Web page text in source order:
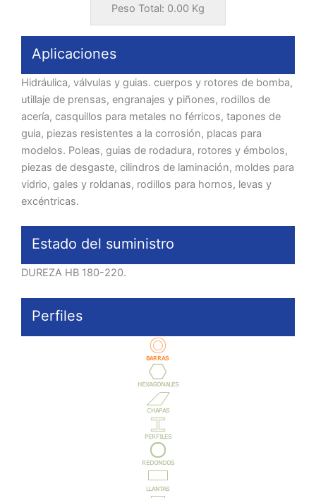
Peso Total: 0.00 Kg
Aplicaciones
Hidráulica, válvulas y guias. cuerpos y rotores de bomba,
utillaje de prensas, engranajes y piñones, rodillos de
acería, casquillos para metales no férricos, tapones de
guia, piezas resistentes a la corrosión, placas para
modelos. Poleas, guias de rodadura, rotores y émbolos,
piezas de desgaste, cilindros de laminación, moldes para
vidrio, gales y roldanas, rodillos para hornos, levas y
excéntricas.
Estado del suministro
DUREZA HB 180-220.
Perfiles